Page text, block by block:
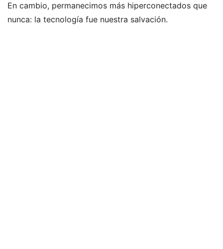
En cambio, permanecimos más hiperconectados que
nunca: la tecnología fue nuestra salvación.